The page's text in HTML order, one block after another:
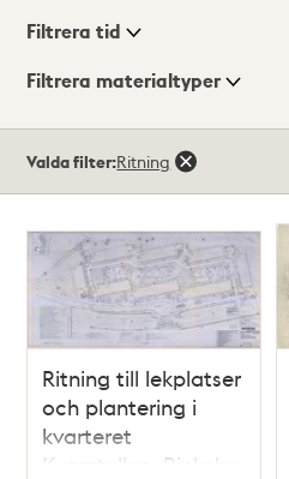
Visningsläge
Filtrera tid
Filtrera materialtyper
träffar
Valda filter:Ritning
Ritning till lekplatser
och plantering i
kvarteret
Kvarntullen, Rinkeby